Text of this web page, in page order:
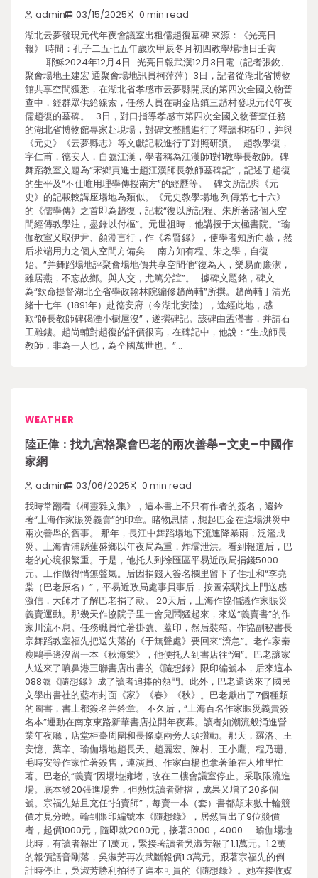
admin 03/15/2025 0 min read
湖北云夢發現元代年夜會議室出租儒趙復墓碑 來源：《光亮日
報》 時間：孔子二五七五年歲次甲辰冬月初四教學場地日壬寅
耶穌2024年12月4日 光亮日報武漢12月3日電（記者張銳、
聚會場地王建宏 通聚會場地訊員柯萍萍）3日，記者從湖北省博物
館共享空間獲悉，在湖北省孝感市云夢縣開展的第四次全國文物普
查中，經群眾供給線索，任務人員在胡金店鎮三趙村發現元代年夜
儒趙復的墓碑。 3日，對口指導孝感市第四次全國文物普查任務
的湖北省博物館專家赴現場，對碑文整體進行了釋讀和拓印，并與
《元史》《云夢縣志》等文獻記載進行了對照研讀。 趙教學復，
字仁甫，德安人，自號江漢，學者稱為江漢師1對1教學長教師。碑
舞蹈教室文題為“宋鄉貢進士趙江漢師長教師墓碑記”，記述了趙復
的生平及“不仕唯用理學傳授南方”的經歷等。 碑文所記與《元
史》的記載較講座場地為類似。《元史教學場地·列傳第七十六》
的《儒學傳》之首即為趙復，記載“復以所記程、朱所著諸個人空
間經傳教學注，盡錄以付樞”。元世祖時，他講授于太極書院。“瑜
伽教室又取伊尹、顏淵言行，作《希賢錄》，使學者知所向慕，然
后求端用力之個人空間方備矣……南方知有程、朱之學，自復
始。”并舞蹈場地評聚會場地價共享空間他“復為人，樂易而廉潔，
雖居燕，不忘故鄉。與人交，尤篤分誼”。 據碑文題銘，碑文
為“欽命提督湖北全省學政翰林院編修趙尚輔”所撰。趙尚輔于清光
緒十七年（1891年）赴德安府（今湖北安陸），途經此地，感
歎“師長教師碑碣湮小樹屋沒”，遂撰碑記。該碑由孟瀅書，并請石
工雕鏤。趙尚輔對趙復的評價很高，在碑記中，他說：“生成師長
教師，非為一人也，為全國萬世也。”…
WEATHER
陸正偉：找九宮格聚會巴老的兩次善舉–文史–中國作
家網
admin 03/06/2025 0 min read
我時常翻看《柯靈雜文集》，這本書上不只有作者的簽名，還鈐
著“上海作家賑災義賣”的印章。睹物思情，想起巴金在這場洪災中
兩次善舉的舊事。 那年，長江中舞蹈場地下流連降暴雨，泛濫成
災。上海青浦縣蓮盛鄉以年夜局為重，炸壩泄洪。看到報道后，巴
老的心境很繁重。于是，他托人到徐匯區平易近政局捐錢5000
元。工作做得悄無聲氣。后因捐錢人簽名欄里留下了住址和“李堯
棠（巴老原名）”，平易近政局處事員事后，按圖索驥找上門送感
激信，大師才了解巴老捐了款。 20天后，上海作協倡議作家賑災
義賣運動。那幾天作協院子里一會兒鬧猛起來，來送“義賣書”的作
家川流不息。任務職員忙著掛號、蓋印，然后裝箱。作協副秘書長
宗舞蹈教室福先把送失落的《于無聲處》要回來“濟急”。老作家秦
瘦鷗手邊沒留一本《秋海棠》，他便托人到書店往“淘”。巴老讓家
人送來了噴鼻港三聯書店出書的《隨想錄》限印編號本，后來這本
088號《隨想錄》成了讀者追捧的熱門。此外，巴老還送來了國民
文學出書社的藍布封面《家》《春》《秋》。巴老獻出了7個種類
的圖書，書上都簽名并鈐章。 不久后，“上海百名作家賑災義賣簽
名本”運動在南京東路新華書店拉開年夜幕。讀者如潮流般涌進營
業年夜廳，店堂柜臺周圍和長條桌兩旁人頭攢動。那天，羅洛、王
安憶、葉辛、瑜伽場地趙長天、趙麗宏、陳村、王小鷹、程乃珊、
毛時安等作家忙著簽售，連演員、作家白楊也拿著筆在人堆里忙
著。巴老的“義賣”因場地擁堵，改在二樓會議室停止。采取限流進
場。底本發20張進場券，但熱忱讀者難擋，成果又增了20多個
號。宗福先姑且充任“拍賣師”，每賣一本（套）書都顛末數十輪競
價才見分曉。輪到限印編號本《隨想錄》，居然冒出了9位競價
者，起價1000元，隨即就2000元，接著3000，4000……瑜伽場地
此時，有讀者報出了1萬元，緊接著讀者吳淑芳報了1.1萬元。1.2萬
的報價話音剛落，吳淑芳再次武斷報價1.3萬元。跟著宗福先的倒
計時停止，吳淑芳勝利拍得了這本可貴的《隨想錄》。她在接收媒